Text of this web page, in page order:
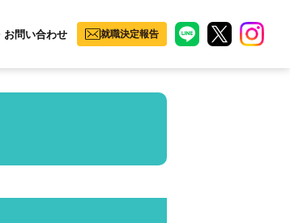
お問い合わせ 就職決定報告